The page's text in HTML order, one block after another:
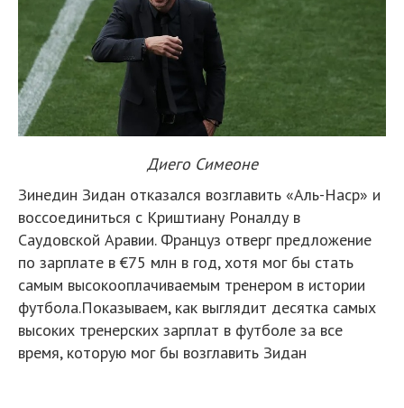
Диего Симеоне
Зинедин Зидан отказался возглавить «Аль-Наср» и
воссоединиться с Криштиану Роналду в
Саудовской Аравии. Француз отверг предложение
по зарплате в €75 млн в год, хотя мог бы стать
самым высокооплачиваемым тренером в истории
футбола.Показываем, как выглядит десятка самых
высоких тренерских зарплат в футболе за все
время, которую мог бы возглавить Зидан